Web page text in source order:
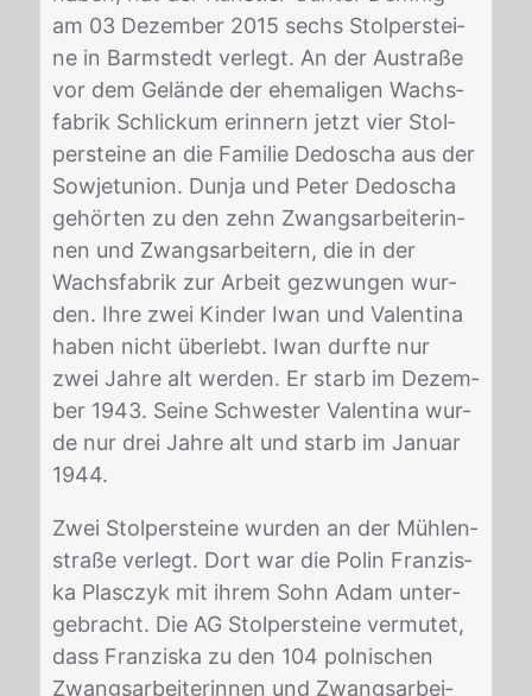
am 03 De­zem­ber 2015 sechs Stol­per­stei­
ne in Barm­stedt ver­legt. An der Au­stra­ße
vor dem Ge­län­de der ehe­ma­li­gen Wachs­
fa­brik Schlick­um er­in­nern jetzt vier Stol­
per­stei­ne an die Fa­mi­lie De­do­scha aus der
So­wjet­uni­on. Dun­ja und Pe­ter De­do­scha
ge­hör­ten zu den zehn Zwangs­ar­bei­te­rin­
nen und Zwangs­ar­bei­tern, die in der
Wachs­fa­brik zur Ar­beit ge­zwun­gen wur­
den. Ihre zwei Kin­der Iwan und Va­len­ti­na
ha­ben nicht über­lebt. Iwan durf­te nur
zwei Jah­re alt wer­den. Er starb im De­zem­
ber 1943. Sei­ne Schwes­ter Va­len­ti­na wur­
de nur drei Jah­re alt und starb im Ja­nu­ar
1944.
Zwei Stol­per­stei­ne wur­den an der Müh­len­
stra­ße ver­legt. Dort war die Po­lin Fran­zis­
ka Pla­sc­zyk mit ih­rem Sohn Adam un­ter­
ge­bracht. Die AG Stol­per­stei­ne ver­mu­tet,
dass Fran­zis­ka zu den 104 pol­ni­schen
Zwangs­ar­bei­te­rin­nen und Zwangs­ar­bei­